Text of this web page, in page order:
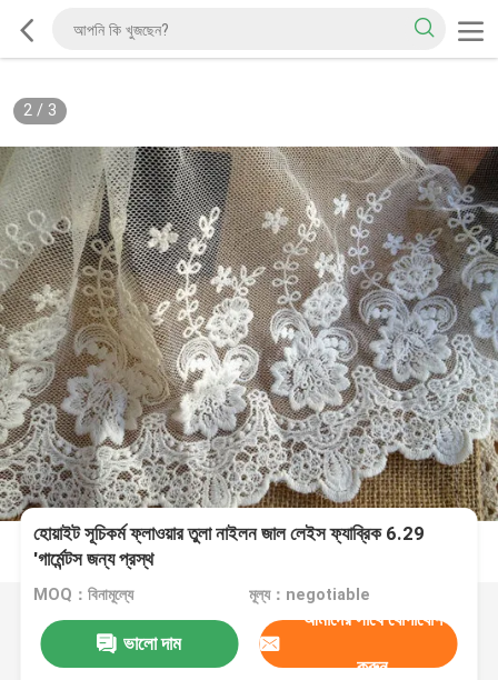
2/ 3
হোয়াইট সূচিকর্ম ফ্লাওয়ার তুলা নাইলন জাল লেইস ফ্যাব্রিক 6.29
'গার্মেন্টস জন্য প্রস্থ
MOQ：বিনামূল্যে মূল্য：negotiable
ভালো দাম
আমাদের সাথে যোগাযোগ
করুন